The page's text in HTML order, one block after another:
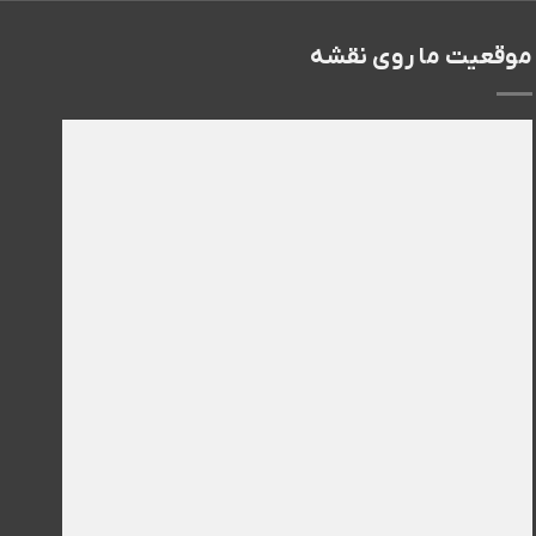
موقعیت ما روی نقشه